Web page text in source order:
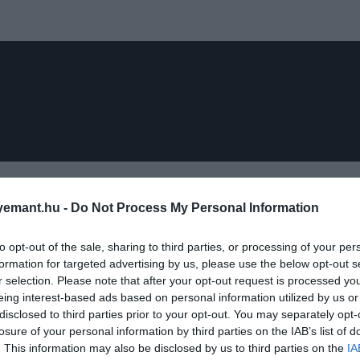
- Do Not Process My Personal Information
opt-out of the sale, sharing to third parties, or processing of your
for targeted advertising by us, please use the below opt-out
selection. Please note that after your opt-out request is processed
interest-based ads based on personal information utilized by us
to third parties prior to your opt-out. You may separately
of your personal information by third parties on the IAB’s list of
This information may also be disclosed by us to third parties on the
fijét
egy különös, kiszolgáltatott, mégis rendkívüli erővel
a harcos karakter volt, akit később megszoktunk
Besson egyik alapmozija és egyértelműen az
bármikor újranéznénk Hollywood egyik